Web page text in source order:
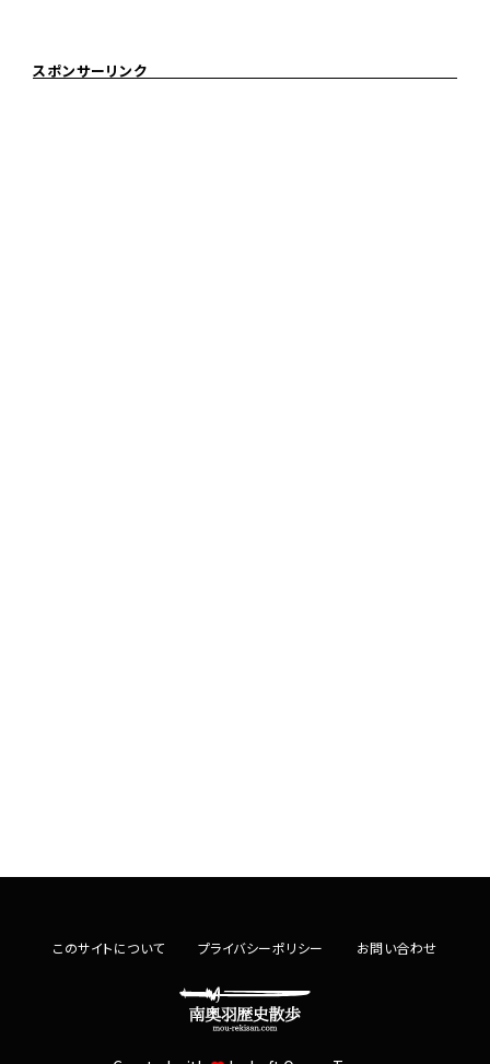
スポンサーリンク
このサイトについて プライバシーポリシー お問い合わせ